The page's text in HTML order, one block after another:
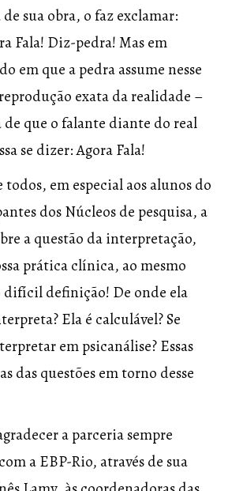
sua obra, o faz exclamar:
Fala! Diz-pedra! Mas em
em que a pedra assume nesse
exata da realidade –
de que o falante diante do real
se dizer: Agora Fala!
em especial aos alunos do
dos Núcleos de pesquisa, a
a questão da interpretação,
prática clínica, ao mesmo
difícil definição! De onde ela
Ela é calculável? Se
em psicanálise? Essas
das questões em torno desse
a parceria sempre
a EBP-Rio, através de sua